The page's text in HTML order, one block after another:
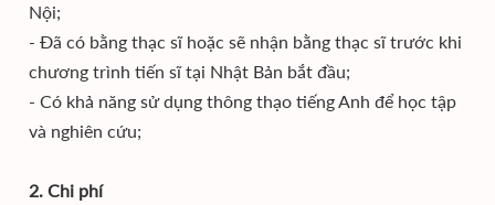
Nội;
- Đã có bằng thạc sĩ hoặc sẽ nhận bằng thạc sĩ trước khi
chương trình tiến sĩ tại Nhật Bản bắt đầu;
- Có khả năng sử dụng thông thạo tiếng Anh để học tập
và nghiên cứu;
2. Chi phí